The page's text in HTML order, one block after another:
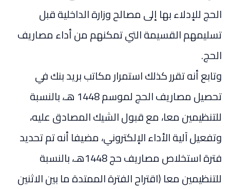
الحج للإدلاء بها إلى مصالح وزارة الداخلية قبل
تسليمهم القسيمة التي تمكنهم من أداء مصاريف
الحج.
وتابع أنه تقرر كذلك استمرار مكاتب بريد بنك في
تحصيل مصاريف الحج لموسم 1448 هـ، بالنسبة
للتنظيمين معا، مع قبول الشيك المصادق عليه،
وتفعيل آلية الأداء الإلكتروني، مضيفا أنه تم تحديد
فترة استخلاص مصاريف حج 1448هـ، بالنسبة
للتنظيمين معا (اقتراح الفترة الممتدة ما بين الاثنين